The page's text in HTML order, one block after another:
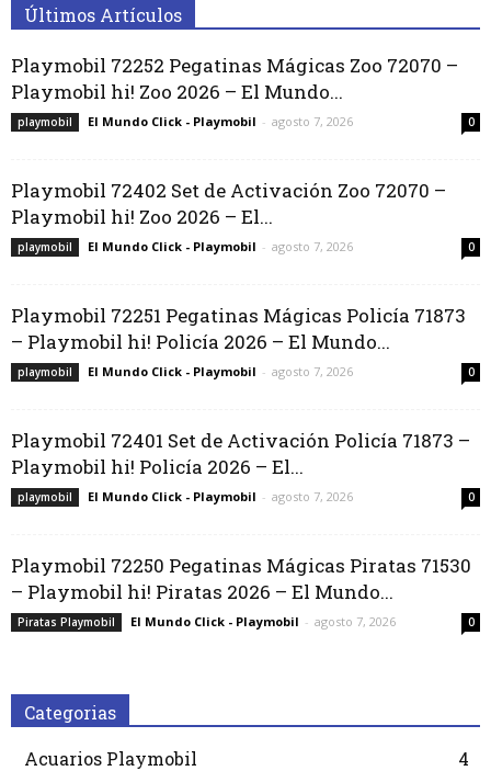
Últimos Artículos
Playmobil 72252 Pegatinas Mágicas Zoo 72070 –
Playmobil hi! Zoo 2026 – El Mundo...
playmobil El Mundo Click - Playmobil - agosto 7, 2026 0
Playmobil 72402 Set de Activación Zoo 72070 –
Playmobil hi! Zoo 2026 – El...
playmobil El Mundo Click - Playmobil - agosto 7, 2026 0
Playmobil 72251 Pegatinas Mágicas Policía 71873
– Playmobil hi! Policía 2026 – El Mundo...
playmobil El Mundo Click - Playmobil - agosto 7, 2026 0
Playmobil 72401 Set de Activación Policía 71873 –
Playmobil hi! Policía 2026 – El...
playmobil El Mundo Click - Playmobil - agosto 7, 2026 0
Playmobil 72250 Pegatinas Mágicas Piratas 71530
– Playmobil hi! Piratas 2026 – El Mundo...
Piratas Playmobil El Mundo Click - Playmobil - agosto 7, 2026 0
Categorias
Acuarios Playmobil
4